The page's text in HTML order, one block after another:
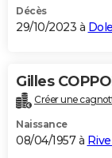
Décès
29/10/2023 à Dole
Gilles
Créer une
Naissance
08/04/1957 à